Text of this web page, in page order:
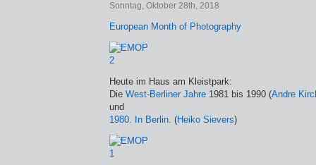
Sonntag, Oktober 28th, 2018
European Month of Photography
Heute im Haus am Kleistpark:
Die West-Berliner Jahre 1981 bis 1990 (Andre
und
1980. In Berlin. (Heiko Sievers)